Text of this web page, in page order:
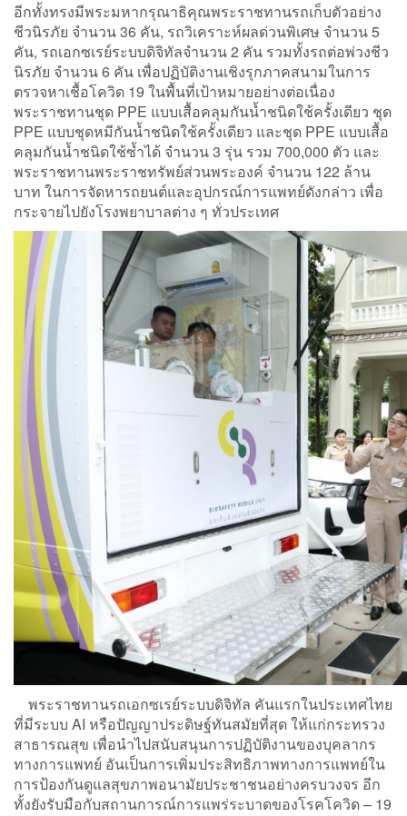
อีกทั้งทรงมีพระมหากรุณาธิคุณพระราชทานรถเก็บตัวอย่าง
ชีวนิรภัย จำนวน 36 คัน, รถวิเคราะห์ผลด่วนพิเศษ จำนวน 5
คัน, รถเอกซเรย์ระบบดิจิทัลจำนวน 2 คัน รวมทั้งรถต่อพ่วงชีว
นิรภัย จำนวน 6 คัน เพื่อปฏิบัติงานเชิงรุกภาคสนามในการ
ตรวจหาเชื้อโควิด 19 ในพื้นที่เป้าหมายอย่างต่อเนื่อง
พระราชทานชุด PPE แบบเสื้อคลุมกันน้ำชนิดใช้ครั้งเดียว ชุด
PPE แบบชุดหมีกันน้ำชนิดใช้ครั้งเดียว และชุด PPE แบบเสื้อ
คลุมกันน้ำชนิดใช้ซ้ำได้ จำนวน 3 รุ่น รวม 700,000 ตัว และ
พระราชทานพระราชทรัพย์ส่วนพระองค์ จำนวน 122 ล้าน
บาท ในการจัดหารถยนต์และอุปกรณ์การแพทย์ดังกล่าว เพื่อ
กระจายไปยังโรงพยาบาลต่าง ๆ ทั่วประเทศ
พระราชทานรถเอกซเรย์ระบบดิจิทัล คันแรกในประเทศไทย
ที่มีระบบ AI หรือปัญญาประดิษฐ์ทันสมัยที่สุด ให้แก่กระทรวง
สาธารณสุข เพื่อนำไปสนับสนุนการปฏิบัติงานของบุคลากร
ทางการแพทย์ อันเป็นการเพิ่มประสิทธิภาพทางการแพทย์ใน
การป้องกันดูแลสุขภาพอนามัยประชาชนอย่างครบวงจร อีก
ทั้งยังรับมือกับสถานการณ์การแพร่ระบาดของโรคโควิด – 19